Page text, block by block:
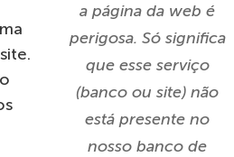
a página da web é
perigosa. Só significa
que esse serviço
(banco ou site) não
está presente no
nosso banco de